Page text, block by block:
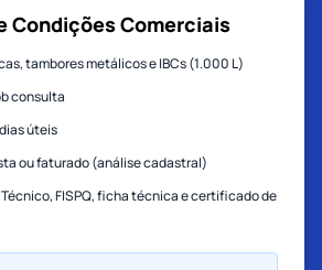
Condições Comerciais
tambores metálicos e IBCs (1.000 L)
consulta
úteis
ou faturado (análise cadastral)
Técnico, FISPQ, ficha técnica e certificado de